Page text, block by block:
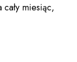
miesiąc,